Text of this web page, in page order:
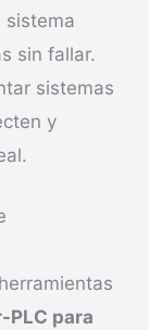
sistema
sin fallar.
sistemas
y
PLC para